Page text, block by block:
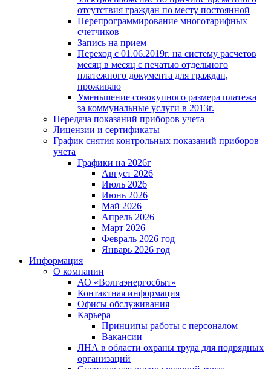
отсутствия граждан по месту постоянной
Перепрограммирование многотарифных
счетчиков
Запись на прием
Переход с 01.06.2019г. на систему расчетов
месяц в месяц с печатью отдельного
платежного документа для граждан,
проживаю
Уменьшение совокупного размера платежа
за коммунальные услуги в 2013г.
Передача показаний приборов учета
Лицензии и сертификаты
График снятия контрольных показаний приборов
учета
Графики на 2026г
Август 2026
Июль 2026
Июнь 2026
Май 2026
Апрель 2026
Март 2026
Февраль 2026 год
Январь 2026 год
Информация
О компании
АО «Волгаэнергосбыт»
Контактная информация
Офисы обслуживания
Карьера
Принципы работы с персоналом
Вакансии
ЛНА в области охраны труда для подрядных
организаций